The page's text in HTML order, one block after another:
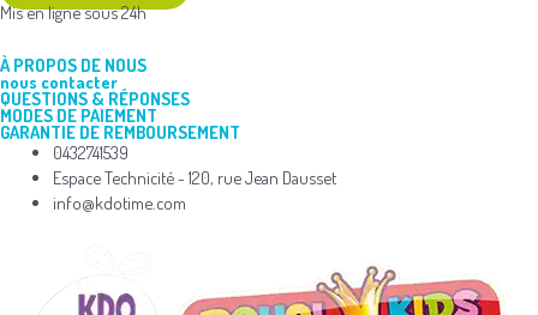
Mis en ligne sous 24h
À PROPOS DE NOUS
nous contacter
QUESTIONS & RÉPONSES
MODES DE PAIEMENT
GARANTIE DE REMBOURSEMENT
0432741539
Espace Technicité - 120, rue Jean Dausset
info@kdotime.com